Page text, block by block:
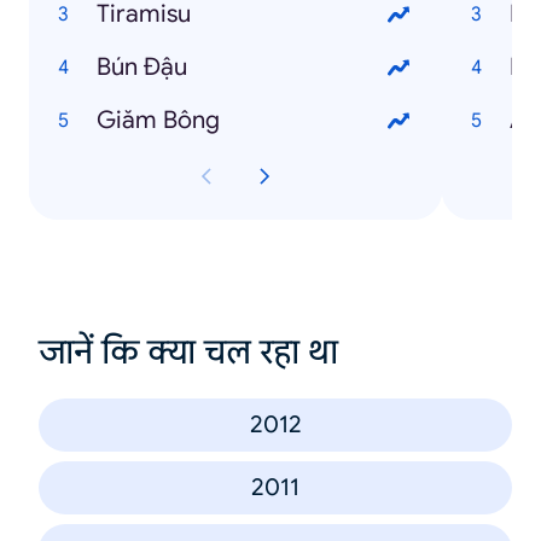
Tiramisu
Bún Đậu
Giăm Bông
जानें कि क्या चल रहा था
2012
2011